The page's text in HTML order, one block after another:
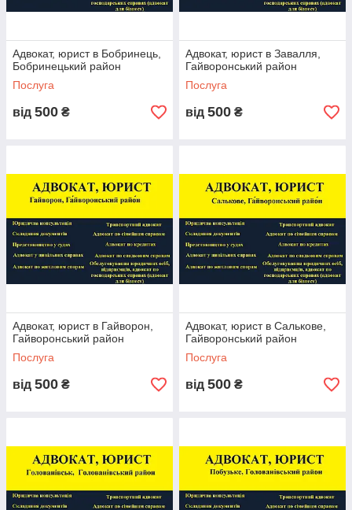
Адвокат, юрист в Бобринець,
Бобринецький район
Послуга
від 500 ₴
Адвокат, юрист в Завалля,
Гайворонський район
Послуга
від 500 ₴
Адвокат, юрист в Гайворон,
Гайворонський район
Послуга
від 500 ₴
Адвокат, юрист в Салькове,
Гайворонський район
Послуга
від 500 ₴